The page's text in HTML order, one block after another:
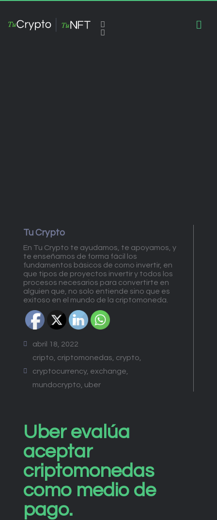
Tu Crypto
En Tu Crypto te ayudamos, te apoyamos, y
te enseñamos de forma fácil los
fundamentos básicos de como invertir, en
que tipos de proyectos invertir y todos los
procesos necesarios para convertirte en
alguien que, no solo entiende sino que es
exitoso en el mundo de la criptomoneda.
abril 18, 2022
cripto criptomonedas crypto
cryptocurrency, exchange
mundocrypto uber
Uber evalúa
aceptar
criptomonedas
como medio de
pago.